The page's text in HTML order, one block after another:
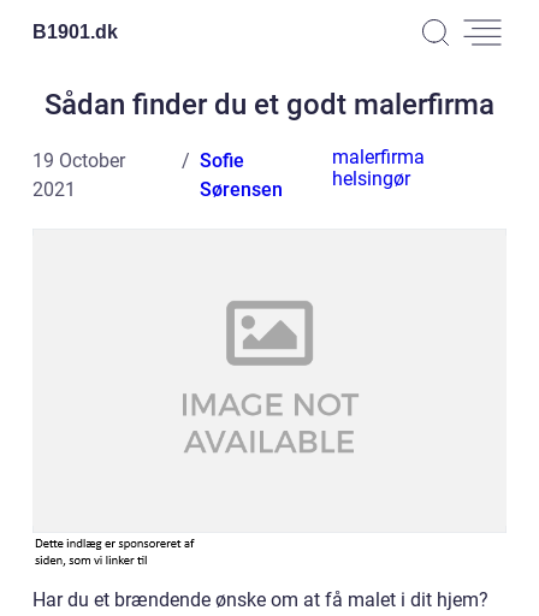
B1901.dk
Sådan finder du et godt malerfirma
19 October
2021
Sofie
Sørensen
malerfirma
helsingør
Har du et brændende ønske om at få malet i dit hjem?